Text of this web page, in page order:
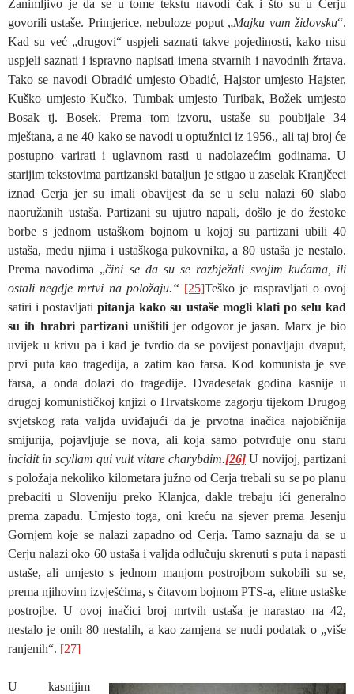
Zanimljivo je da se u tome tekstu navodi čak i što su u Cerju
govorili ustaše. Primjerice, nebuloze poput „Majku vam židovsku“.
Kad su već „drugovi“ uspjeli saznati takve pojedinosti, kako nisu
uspjeli saznati i ispravno napisati imena stvarnih i navodnih žrtava.
Tako se navodi Obradić umjesto Obadić, Hajstor umjesto Hajster,
Kuško umjesto Kučko, Tumbak umjesto Turibak, Božek umjesto
Bosak tj. Bosek. Prema tom izvoru, ustaše su poubijale 34
mještana, a ne 40 kako se navodi u optužnici iz 1956., ali taj broj će
postupno varirati i uglavnom rasti u nadolazećim godinama. U
starijim tekstovima partizanski bataljun je stigao u zaselak Kranjčeci
iznad Cerja jer su imali obavijest da se u selu nalazi 60 slabo
naoružanih ustaša. Partizani su ujutro napali, došlo je do žestoke
borbe s jednom ustaškom bojnom u kojoj su partizani ubili 40
ustaša, među njima i ustaškoga pukovnika, a 80 ustaša je nestalo.
Prema navodima „čini se da su se razbježali svojim kućama, ili
ostali negdje mrtvi na položaju.“ [25]Teško je raspravljati o ovoj
satiri i postavljatipitanja kako su ustaše mogli klati po selu kad
su ih hrabri partizani uništili jer odgovor je jasan. Marx je bio
uvijek u krivu pa i kad je tvrdio da se povijest ponavljaju dvaput,
prvi puta kao tragedija, a zatim kao farsa. Kod komunista je sve
farsa, a onda dolazi do tragedije. Dvadesetak godina kasnije u
drugoj komunističkoj knjizi o Hrvatskome zagorju tijekom Drugog
svjetskog rata valjda uviđajući da je prvotna inačica najobičnija
smijurija, pojavljuje se nova, ali koja samo potvrđuje onu staru
incidit in scyllam qui vult vitare charybdim.[26] U novijoj, partizani
s položaja nekoliko kilometara južno od Cerja trebali su se po planu
prebaciti u Sloveniju preko Klanjca, dakle trebaju ići generalno
prema zapadu. Umjesto toga, oni kreću na sjever prema Jesenju
Gornjem koje se nalazi zapadno od Cerja. Tamo saznaju da se u
Cerju nalazi oko 60 ustaša i valjda odlučuju skrenuti s puta i napasti
ustaše, ali umjesto s jednom manjom postrojbom sukobili su se,
prema njihovim izvješćima, s čitavom bojnom PTS-a, elitne ustaške
postrojbe. U ovoj inačici broj mrtvih ustaša je narastao na 42,
nestalo je onih 80 nestalih, a kao zamjena se nudi podatak o „više
ranjenih“. [27]
U kasnijim